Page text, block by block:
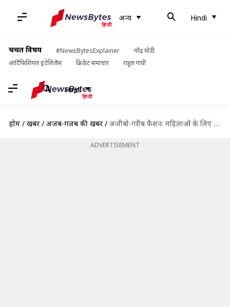
अन्य Hindi
चर्चित विषय #NewsBytesExplainer
नरेंद्र मोदी
आर्टिफिशियल इंटेलिजेंस
क्रिकेट समाचार राहुल गांधी
Hindi
होम / खबरें / अजब-गजब की खबरें / अजीबो-गरीब फैशन: महिलाओं के लिए आया दुनिया का सबसे छोटा हैंडबैग
ADVERTISEMENT